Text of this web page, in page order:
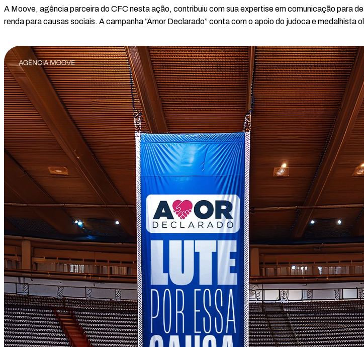
A Moove, agência parceira do CFC nesta ação, contribuiu com sua expertise em comunicação para
renda para causas sociais. A campanha “Amor Declarado” conta com o apoio do judoca e medalhista